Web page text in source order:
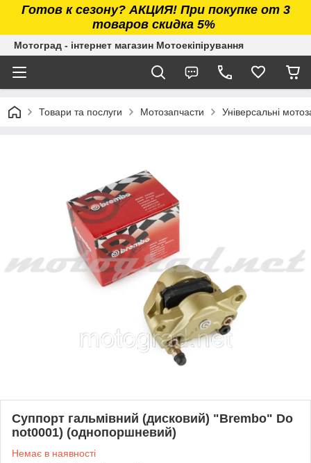
Готов к сезону? АКЦИЯ! При покупке от 3
товаров скидка 5%
Мотоград - інтернет магазин Мотоекіпірування
Товари та послуги Мотозапчасти Універсальні
Суппорт гальмівний (дисковий) "Brembo" Do
not0001) (однопоршневий)
Немає в наявності